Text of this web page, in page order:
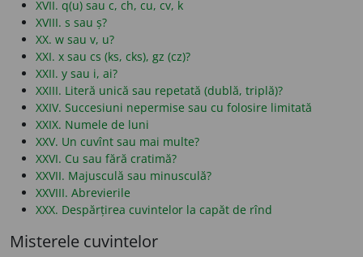
XVII. q(u) sau c, ch, cu, cv, k
XVIII. s sau ș?
XX. w sau v, u?
XXI. x sau cs (ks, cks), gz (cz)?
XXII. y sau i, ai?
XXIII. Literă unică sau repetată (dublă, triplă)?
XXIV. Succesiuni nepermise sau cu folosire limitată
XXIX. Numele de luni
XXV. Un cuvînt sau mai multe?
XXVI. Cu sau fără cratimă?
XXVII. Majusculă sau minusculă?
XXVIII. Abrevierile
XXX. Despărțirea cuvintelor la capăt de rînd
Misterele cuvintelor